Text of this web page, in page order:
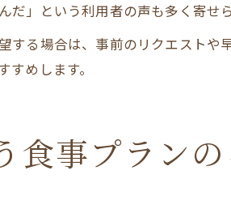
だ」という利用者の声も多く寄せ
る場合は、事前のリクエストや
めします。
食事プラン